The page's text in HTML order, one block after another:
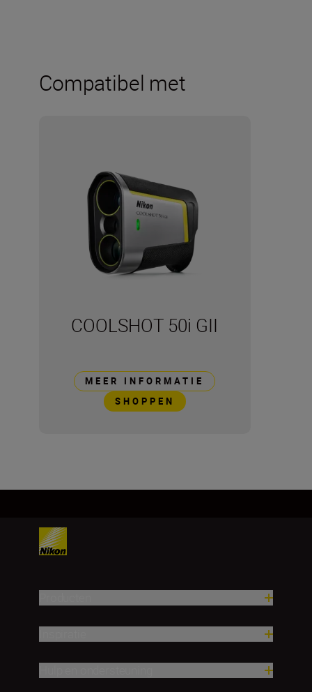
Compatibel met
COOLSHOT 50i GII
MEER INFORMATIE
SHOPPEN